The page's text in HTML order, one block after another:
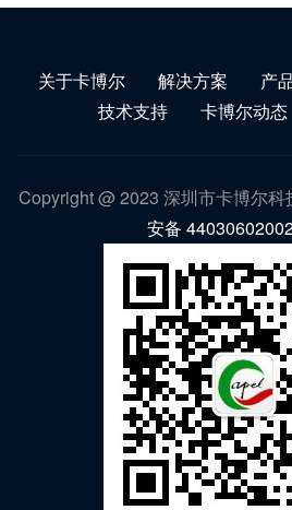
关于卡博尔 解决方案 产
技术支持
卡博尔动态
Copyright @ 2023 深圳市卡博尔科
安备